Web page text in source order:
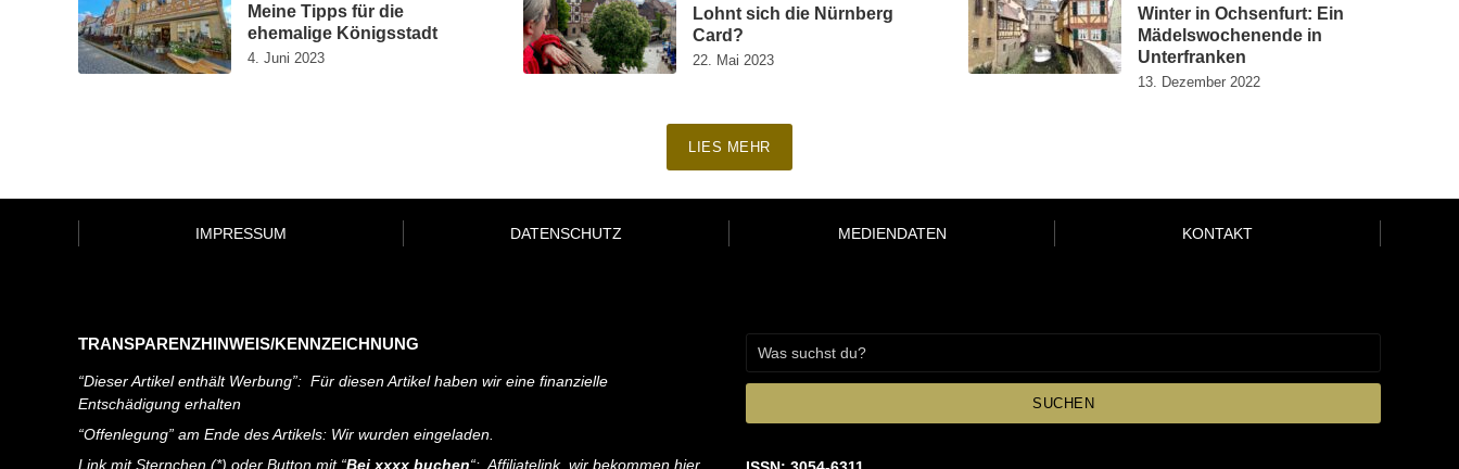
Meine Tipps für die
ehemalige Königsstadt
4. Juni 2023
Lohnt sich die Nürnberg
Card?
22. Mai 2023
Winter in Ochsenfurt: Ein
Mädelswochenende in
Unterfranken
13. Dezember 2022
LIES MEHR
IMPRESSUM DATENSCHUTZ MEDIENDATEN KONTAKT
TRANSPARENZHINWEIS/KENNZEICHNUNG
“Dieser Artikel enthält Werbung”: Für diesen Artikel haben wir eine finanzielle
Entschädigung erhalten
“Offenlegung” am Ende des Artikels: Wir wurden eingeladen.
Link mit Sternchen (*) oder Button mit “Bei xxxx buchen“: Affiliatelink, wir bekommen hier
SUCHEN